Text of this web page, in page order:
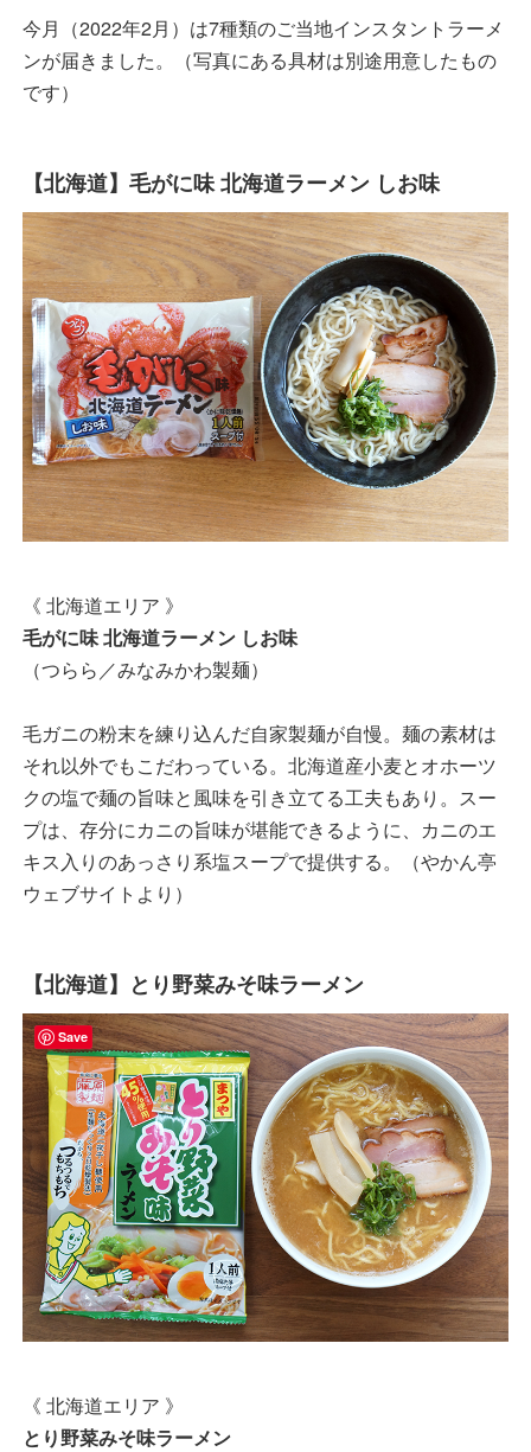
今月（2022年2月）は7種類のご当地インスタントラーメ
ンが届きました。（写真にある具材は別途用意したもの
です）
【北海道】毛がに味 北海道ラーメン しお味
《 北海道エリア 》
毛がに味 北海道ラーメン しお味
（つらら／みなみかわ製麺）
毛ガニの粉末を練り込んだ自家製麺が自慢。麺の素材は
それ以外でもこだわっている。北海道産小麦とオホーツ
クの塩で麺の旨味と風味を引き立てる工夫もあり。スー
プは、存分にカニの旨味が堪能できるように、カニのエ
キス入りのあっさり系塩スープで提供する。（やかん亭
ウェブサイトより）
【北海道】とり野菜みそ味ラーメン
《 北海道エリア 》
とり野菜みそ味ラーメン
Save